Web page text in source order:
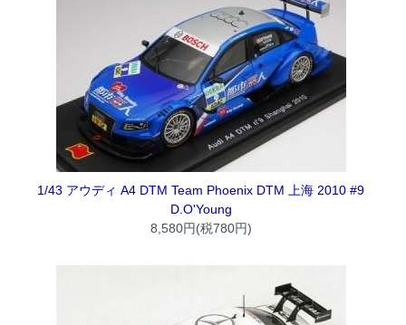
1/43 アウディ A4 DTM Team Phoenix DTM 上海 2010 #9
D.O'Young
8,580円(税780円)